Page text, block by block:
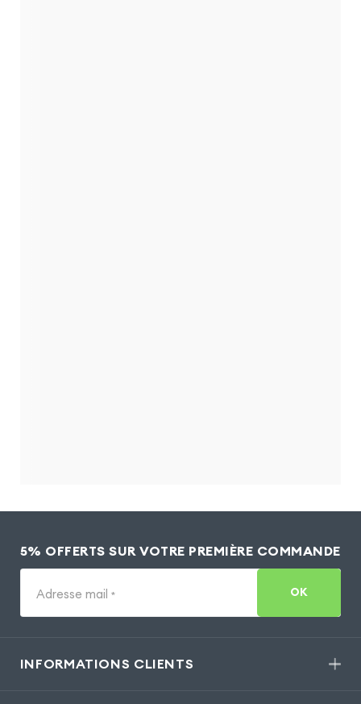
5% OFFERTS SUR VOTRE PREMIÈRE COMMANDE
Adresse mail * OK
INFORMATIONS CLIENTS